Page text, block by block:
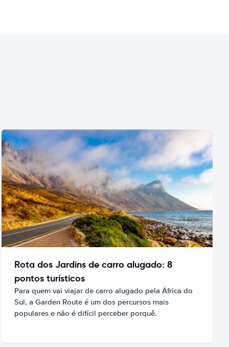
Rota dos Jardins de carro alugado: 8
pontos turísticos
Para quem vai viajar de carro alugado pela África do
Sul, a Garden Route é um dos percursos mais
populares e não é difícil perceber porquê.